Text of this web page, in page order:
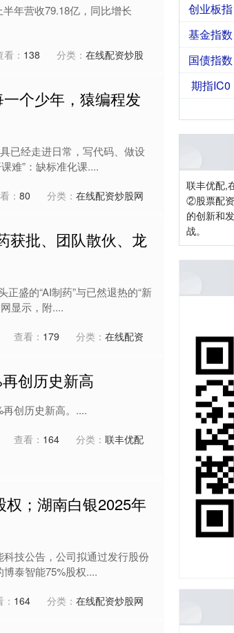
年营收79.18亿，同比增长
看： 138 分类： 在线配资炒股
个少年，猿编程发
已经走进日常，写代码、做设
难”：缺标准化课....
： 80 分类： 在线配资炒股网
获批、团队散伙、龙
盛的“AI制药”与已然退热的“新
显示，附....
查看： 179 分类： 在线配资
创历史新高
创历史新高。....
查看： 164 分类： 联丰优配
；湖南白银2025年
技公告，公司拟通过发行股份
泰智能75%股权....
164 分类： 在线配资炒股网
创业板指
基金指数
国债指数
期指IC0
联丰优配,
②股票配
的创新和
战。